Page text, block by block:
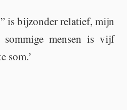
is bij­zon­der re­la­tief, mijn
men­sen is vijf
som.’